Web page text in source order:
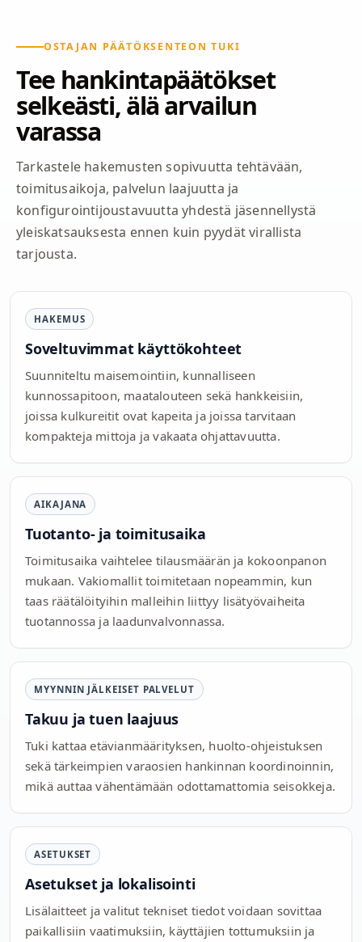
OSTAJAN PÄÄTÖKSENTEON TUKI
Tee hankintapäätökset
selkeästi, älä arvailun
varassa
Tarkastele hakemusten sopivuutta tehtävään,
toimitusaikoja, palvelun laajuutta ja
konfigurointijoustavuutta yhdestä jäsennellystä
yleiskatsauksesta ennen kuin pyydät virallista
tarjousta.
HAKEMUS
Soveltuvimmat käyttökohteet
Suunniteltu maisemointiin, kunnalliseen
kunnossapitoon, maatalouteen sekä hankkeisiin,
joissa kulkureitit ovat kapeita ja joissa tarvitaan
kompakteja mittoja ja vakaata ohjattavuutta.
AIKAJANA
Tuotanto- ja toimitusaika
Toimitusaika vaihtelee tilausmäärän ja kokoonpanon
mukaan. Vakiomallit toimitetaan nopeammin, kun
taas räätälöityihin malleihin liittyy lisätyövaiheita
tuotannossa ja laadunvalvonnassa.
MYYNNIN JÄLKEISET PALVELUT
Takuu ja tuen laajuus
Tuki kattaa etävianmäärityksen, huolto-ohjeistuksen
sekä tärkeimpien varaosien hankinnan koordinoinnin,
mikä auttaa vähentämään odottamattomia seisokkeja.
ASETUKSET
Asetukset ja lokalisointi
Lisälaitteet ja valitut tekniset tiedot voidaan sovittaa
paikallisiin vaatimuksiin, käyttäjien tottumuksiin ja